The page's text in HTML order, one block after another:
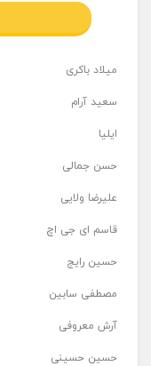
میلاد باکری
سعید آرام
ایلیا
حسن جمالی
علیرضا ولایی
قاسم ای جی اچ
حسین رایج
مصطفی سابین
آرش معروفی
حسین حسینی